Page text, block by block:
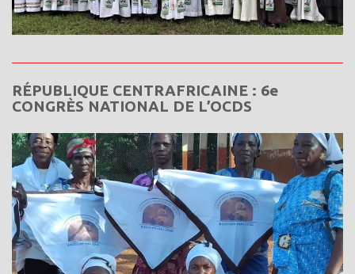
RÉPUBLIQUE CENTRAFRICAINE : 6e
CONGRÈS NATIONAL DE L’OCDS